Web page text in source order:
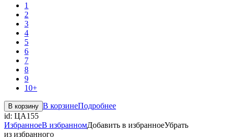
1
2
3
4
5
6
7
8
9
10+
В корзину В корзинеПодробнее
id: ЦА155
ИзбранноеВ избранномДобавить в избранноеУбрать
из избранного